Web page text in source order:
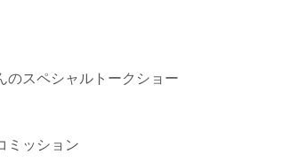
のスペシャルトークショー
ミッション